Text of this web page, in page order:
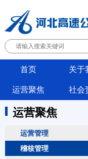
首页 关于
运营聚焦 社会
运营聚焦
运营管理
稽核管理